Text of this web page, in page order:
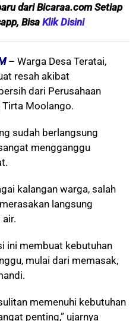
dari Bicaraa.com Setiap
BisaKlik Disini
– Warga Desa Teratai,
resah akibat
dari Perusahaan
Tirta Moolango.
sudah berlangsung
mengganggu
kalangan warga, salah
langsung
ini membuat kebutuhan
mulai dari memasak,
memenuhi kebutuhan
penting,” ujarnya